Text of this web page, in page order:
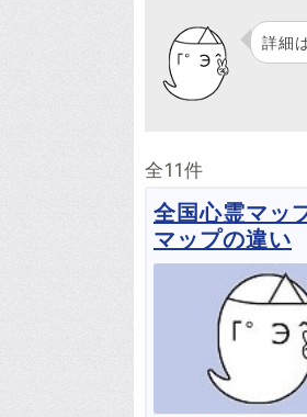
詳細
全11件
全国心霊マッ
マップの違い